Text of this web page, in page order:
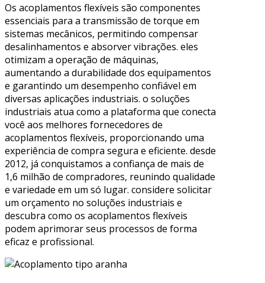
Os acoplamentos flexíveis são componentes
essenciais para a transmissão de torque em
sistemas mecânicos, permitindo compensar
desalinhamentos e absorver vibrações. eles
otimizam a operação de máquinas,
aumentando a durabilidade dos equipamentos
e garantindo um desempenho confiável em
diversas aplicações industriais. o soluções
industriais atua como a plataforma que conecta
você aos melhores fornecedores de
acoplamentos flexíveis, proporcionando uma
experiência de compra segura e eficiente. desde
2012, já conquistamos a confiança de mais de
1,6 milhão de compradores, reunindo qualidade
e variedade em um só lugar. considere solicitar
um orçamento no soluções industriais e
descubra como os acoplamentos flexíveis
podem aprimorar seus processos de forma
eficaz e profissional.